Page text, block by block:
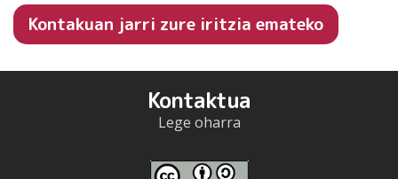
Kontakuan jarri zure iritzia emateko
Kontaktua
Lege oharra